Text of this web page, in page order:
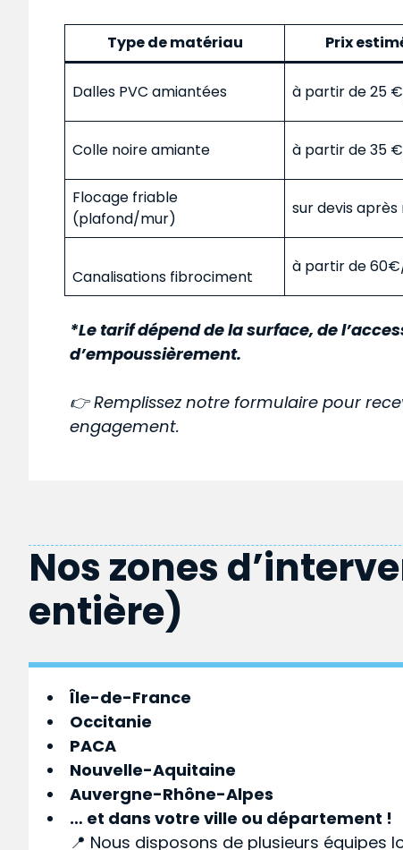
Type de matériau Prix
Dalles PVC amiantées à partir de 25
Colle noire amiante à partir de 35
Flocage friable
(plafond/mur)
sur devis
Canalisations fibrociment
à partir de
*Le tarif dépend de la surface, de
d’empoussièrement.
👉 Remplissez notre formulaire pour
engagement.
Nos zones
entière)
Île-de-France
Occitanie
PACA
Nouvelle-Aquitaine
Auvergne-Rhône-Alpes
… et dans votreville ou département !
📍 Nous disposons de plusieurs